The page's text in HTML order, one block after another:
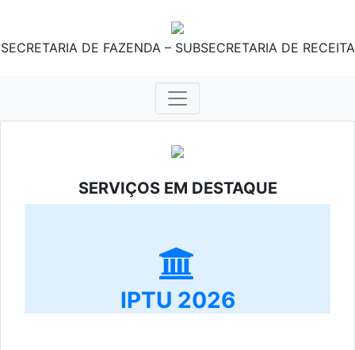
SECRETARIA DE FAZENDA – SUBSECRETARIA DE RECEITA
SERVIÇOS EM DESTAQUE
IPTU 2026